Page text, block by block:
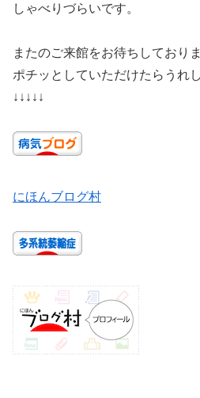
しゃべりづらいです。
またのご来館をお待ちしておりま
ポチッとしていただけたらうれ
↓↓↓↓↓
にほんブログ村